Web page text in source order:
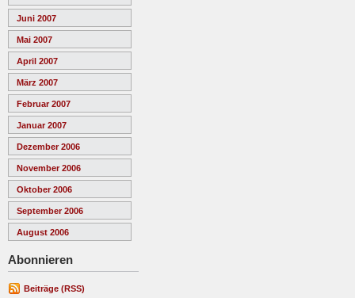
Juni 2007
Mai 2007
April 2007
März 2007
Februar 2007
Januar 2007
Dezember 2006
November 2006
Oktober 2006
September 2006
August 2006
Abonnieren
Beiträge (RSS)